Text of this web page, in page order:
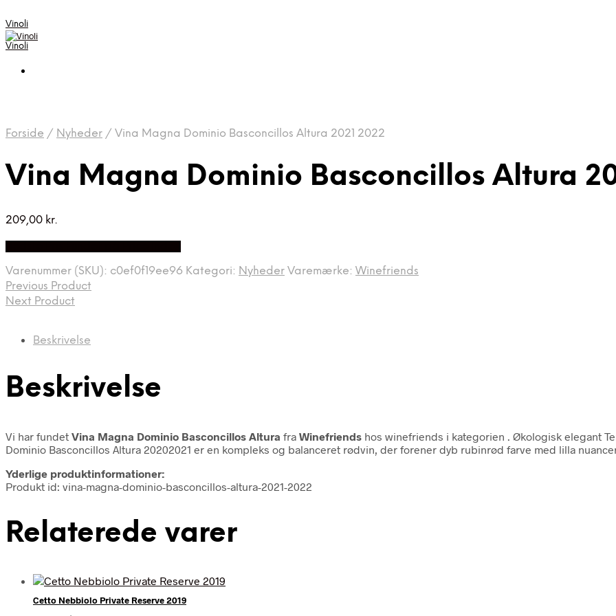
Vinoli
Vinoli
Forside / Nyheder / Vina Magna Dominio Basconcillos Altura 2021 2022
Vina Magna Dominio Basconcillos Altura
209,00 kr.
Varenummer (SKU): c0ef0f19ee96 Kategori: Nyheder Varemærke: Winefriends
Previous Product
Next Product
Beskrivelse
Beskrivelse
Vi har fundet Vina Magna Dominio Basconcillos Altura fra Winefriends hos winefriends i kategorien
. Økologisk elegant
Dominio Basconcillos Altura 20202021 er en kompleks og balanceret rødvin, der forener dyb rubinrød farve med lilla
Yderlige produktinformationer:
Produkt id: vina-magna-dominio-basconcillos-altura-2021-2022
Relaterede varer
Cetto Nebbiolo Private Reserve 2019